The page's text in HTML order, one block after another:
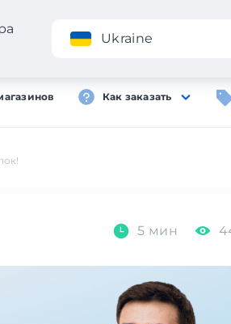
Как заказать
Ukraine
5 мин